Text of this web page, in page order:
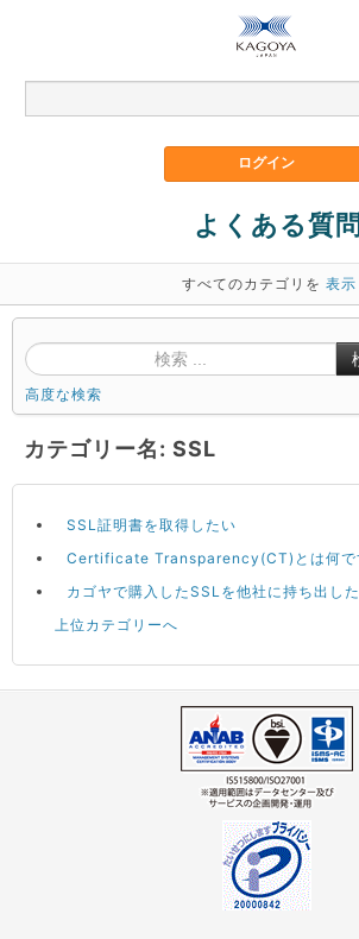
よくある質問
すべてのカテゴリを 表示
高度な検索
カテゴリー名: SSL
SSL証明書を取得したい
Certificate Transparency(CT)とは何で
カゴヤで購入したSSLを他社に持ち出し
上位カテゴリーへ